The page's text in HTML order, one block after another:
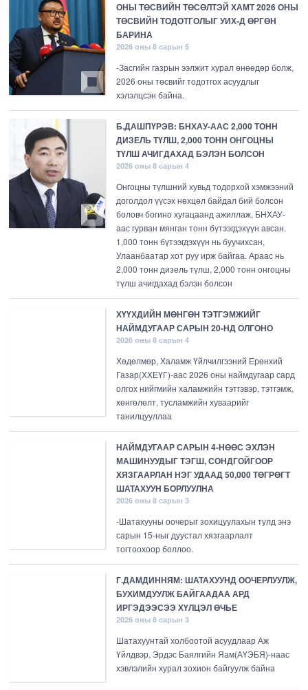
ОНЫ ТӨСВИЙН ТӨСӨЛТЭЙ ХАМТ 2026 ОНЫ
ТӨСВИЙН ТОДОТГОЛЫГ УИХ-Д ӨРГӨН
БАРИНА
2026 оны 8 сарын 5
-Засгийн газрын ээлжит хурал өнөөдөр болж,
2026 оны төсвийг тодотгох асуудлыг
хэлэлцсэн байна.
Б.ДАШПҮРЭВ: БНХАУ-ААС 2,000 ТОНН
ДИЗЕЛЬ ТҮЛШ, 2,000 ТОНН ОНГОЦНЫ
ТҮЛШ АЧИГДАХАД БЭЛЭН БОЛСОН
2026 оны 8 сарын 4
Онгоцны түлшний хувьд тодорхой хэмжээний
доголдол үүсэх нөхцөл байдал бий болсон
боловч богино хугацаанд ажиллаж, БНХАУ-
аас гурван мянган тонн бүтээгдэхүүн авсан.
1,000 тонн бүтээгдэхүүн нь буучихсан,
Улаанбаатар хот руу ирж байгаа. Араас нь
2,000 тонн дизель түлш, 2,000 тонн онгоцны
түлш ачигдахад бэлэн болсон
ХҮҮХДИЙН МӨНГӨН ТЭТГЭМЖИЙГ
НАЙМДУГААР САРЫН 20-НД ОЛГОНО
2026 оны 8 сарын 4
Хөдөлмөр, Халамж Үйлчилгээний Ерөнхий
Газар(ХХЕҮГ)-аас 2026 оны наймдугаар сард
олгох нийгмийн халамжийн тэтгэвэр, тэтгэмж,
хөнгөлөлт, тусламжийн хуваарийг
танилцууллаа
НАЙМДУГААР САРЫН 4-НӨӨС ЭХЛЭН
МАШИНУУДЫГ ТЭГШ, СОНДГОЙГООР
ХЯЗГААРЛАН НЭГ УДААД 50,000 ТӨГРӨГТ
ШАТАХУУН БОРЛУУЛНА
2026 оны 8 сарын 3
-Шатахууны оочерыг зохицуулахын тулд энэ
сарын 15-ныг дуустал хязгаарлалт
тогтоохоор боллоо.
Г.ДАМДИННЯМ: ШАТАХУУНД ООЧЕРЛУУЛЖ,
БУХИМДУУЛЖ БАЙГААДАА АРД
ИРГЭДЭЭСЭЭ ХҮЛЦЭЛ ӨЧЬЕ
2026 оны 8 сарын 3
Шатахуунтай холбоотой асуудлаар Аж
Үйлдвэр, Эрдэс Баялгийн Яам(АҮЭБЯ)-наас
хэвлэлийн хурал зохион байгуулж байна